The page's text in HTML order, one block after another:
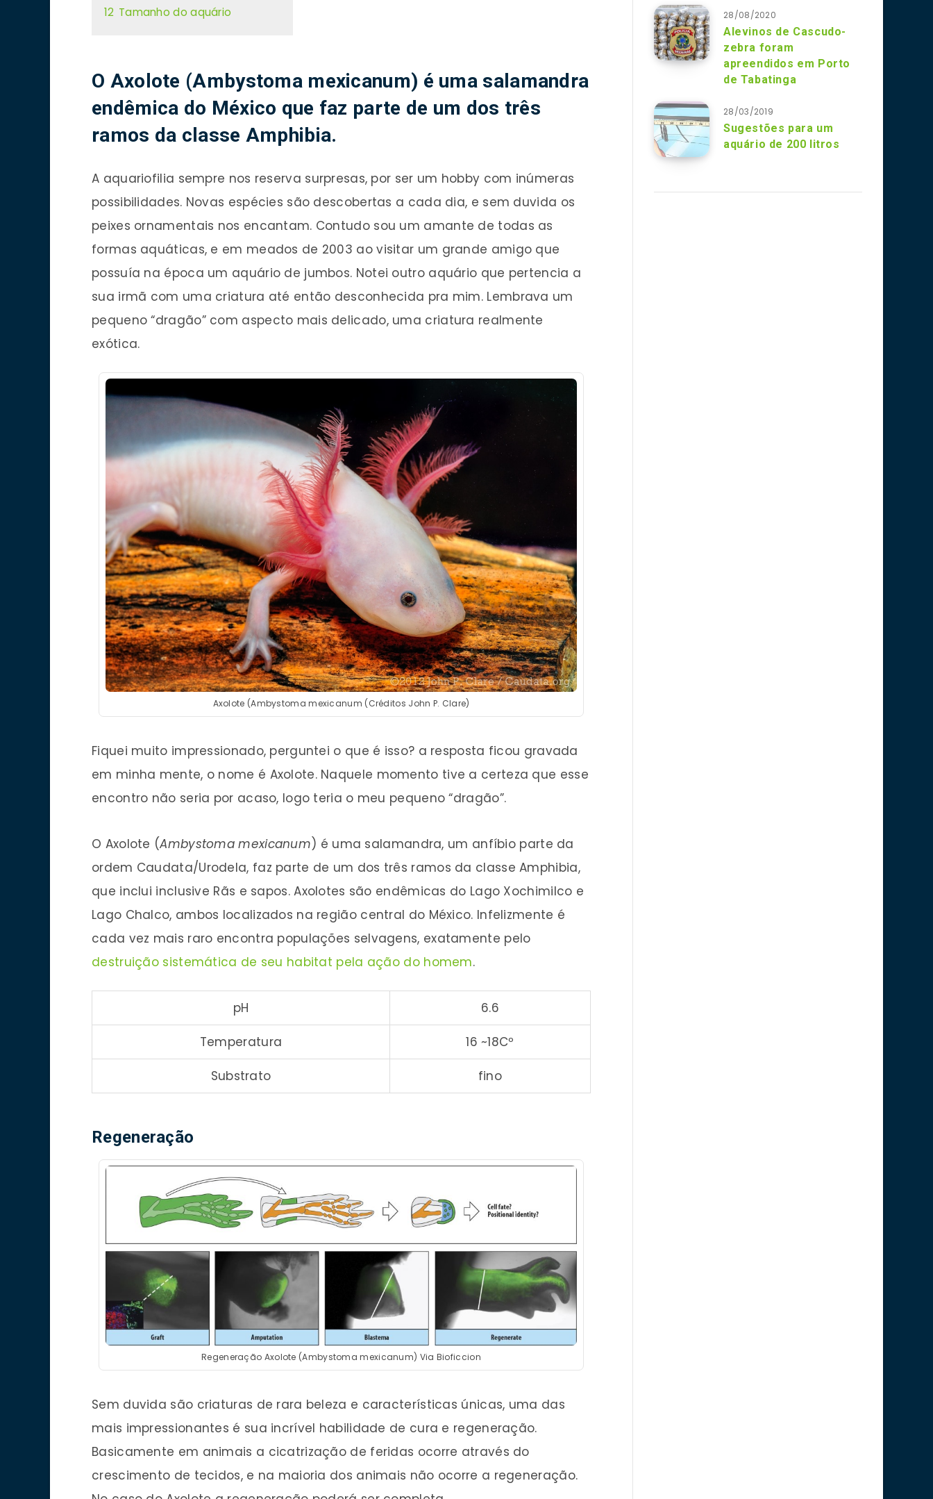
12 Tamanho do aquário
O Axolote (Ambystoma mexicanum) é uma salamandra
endêmica do México que faz parte de um dos três
ramos da classe Amphibia.
A aquariofilia sempre nos reserva surpresas, por ser um hobby com inúmeras
possibilidades. Novas espécies são descobertas a cada dia, e sem duvida os
peixes ornamentais nos encantam. Contudo sou um amante de todas as
formas aquáticas, e em meados de 2003 ao visitar um grande amigo que
possuía na época um aquário de jumbos. Notei outro aquário que pertencia a
sua irmã com uma criatura até então desconhecida pra mim. Lembrava um
pequeno “dragão” com aspecto mais delicado, uma criatura realmente
exótica.
Axolote (Ambystoma mexicanum (Créditos John P. Clare)
Fiquei muito impressionado, perguntei o que é isso? a resposta ficou gravada
em minha mente, o nome é Axolote. Naquele momento tive a certeza que esse
encontro não seria por acaso, logo teria o meu pequeno “dragão”.
O Axolote (Ambystoma mexicanum) é uma salamandra, um anfíbio parte da
ordem Caudata/Urodela, faz parte de um dos três ramos da classe Amphibia,
que inclui inclusive Rãs e sapos. Axolotes são endêmicas do Lago Xochimilco e
Lago Chalco, ambos localizados na região central do México. Infelizmente é
cada vez mais raro encontra populações selvagens, exatamente pelo
destruição sistemática de seu habitat pela ação do homem.
pH 6.6
Temperatura 16 ~18Cº
Substrato fino
Regeneração
Regeneração Axolote (Ambystoma mexicanum) Via Bioficcion
Sem duvida são criaturas de rara beleza e características únicas, uma das
mais impressionantes é sua incrível habilidade de cura e regeneração.
Basicamente em animais a cicatrização de feridas ocorre através do
crescimento de tecidos, e na maioria dos animais não ocorre a regeneração.
28/08/2020
Alevinos de Cascudo-
zebra foram
apreendidos em Porto
de Tabatinga
28/03/2019
Sugestões para um
aquário de 200 litros